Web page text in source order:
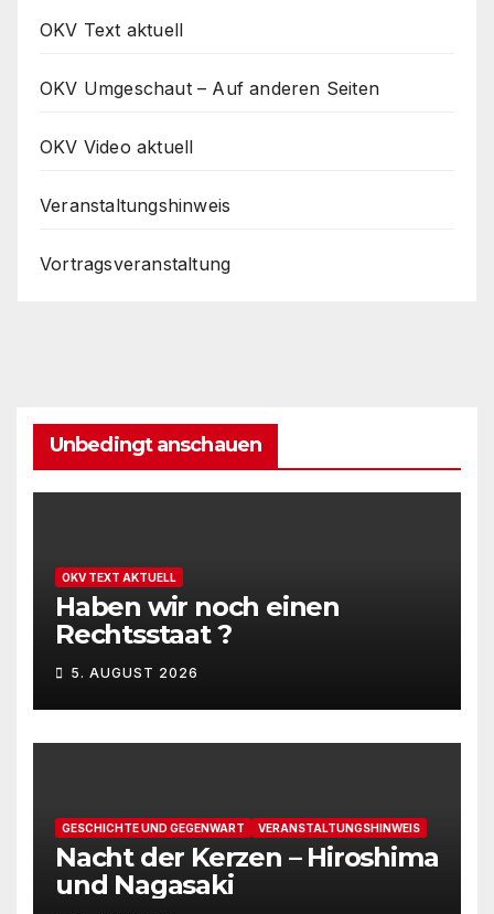
OKV Text aktuell
OKV Umgeschaut – Auf anderen Seiten
OKV Video aktuell
Veranstaltungshinweis
Vortragsveranstaltung
Unbedingt anschauen
OKV TEXT AKTUELL
Haben wir noch einen
Rechtsstaat ?
5. AUGUST 2026
GESCHICHTE UND GEGENWART VERANSTALTUNGSHINWEIS
Nacht der Kerzen – Hiroshima
und Nagasaki